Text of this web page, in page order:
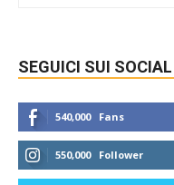
SEGUICI SUI SOCIAL
540,000 Fans
550,000 Follower